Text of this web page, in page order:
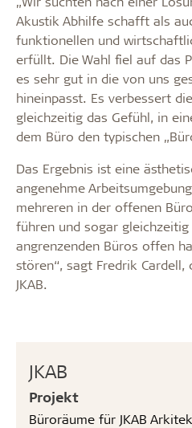
JKAB
Projekt
Büroräume für JKAB
Akustik Abhilfe schafft als
funktionellen und
erfüllt. Die Wahl fiel auf das
es sehr gut in die von uns
hineinpasst. Es verbessert
gleichzeitig das Gefühl, in
dem Büro den typischen
Das Ergebnis ist eine
angenehme
mehreren in der offenen
führen und sogar gleichzeitig
angrenzenden Büros offen
stören“, sagt Fredrik
JKAB.